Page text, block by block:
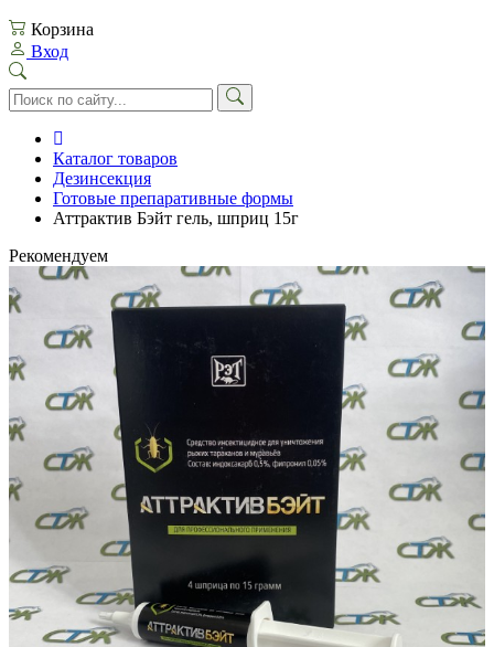
Корзина
Вход
Каталог товаров
Дезинсекция
Готовые препаративные формы
Аттрактив Бэйт гель, шприц 15г
Рекомендуем